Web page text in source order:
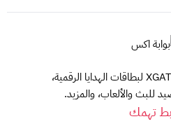
موسوعة بوابة إكس | XGATE لبطاقات الهدايا الرقمية،
للبث والألعاب، والمزيد.
تهمك